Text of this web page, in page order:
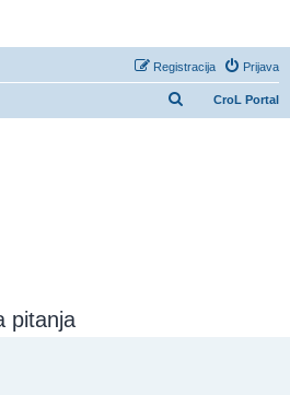
Prijava
Registracija
CroL Portal
pitanja